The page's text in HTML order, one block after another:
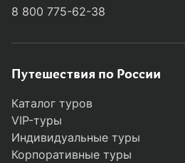
8 800 775-62-38
Путешествия по России
Каталог туров
VIP-туры
Индивидуальные туры
Корпоративные туры